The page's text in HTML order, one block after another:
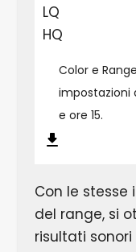
LQ
HQ
Color e
impostazioni
e ore 15.
Con le stesse
del range, si
risultati